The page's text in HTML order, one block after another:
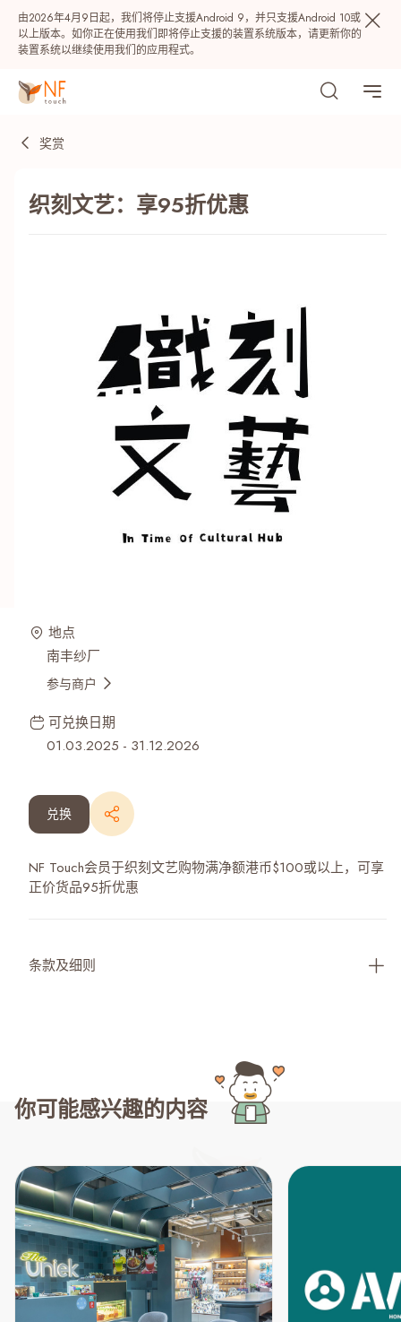
由2026年4月9日起，我们将停止支援Android 9，并只支援Android 10或
以上版本。如你正在使用我们即将停止支援的装置系统版本，请更新你的
装置系统以继续使用我们的应用程式。
NF Points AIRSIDE 奖赏
最近搜寻纪录
奖赏
织刻文艺：享95折优惠
地点
南丰纱厂
参与商户
可兑换日期
01.03.2025 - 31.12.2026
兑换
NF Touch会员于织刻文艺购物满净额港币$100或以上，可享
正价货品95折优惠
条款及细则
你可能感兴趣的内容